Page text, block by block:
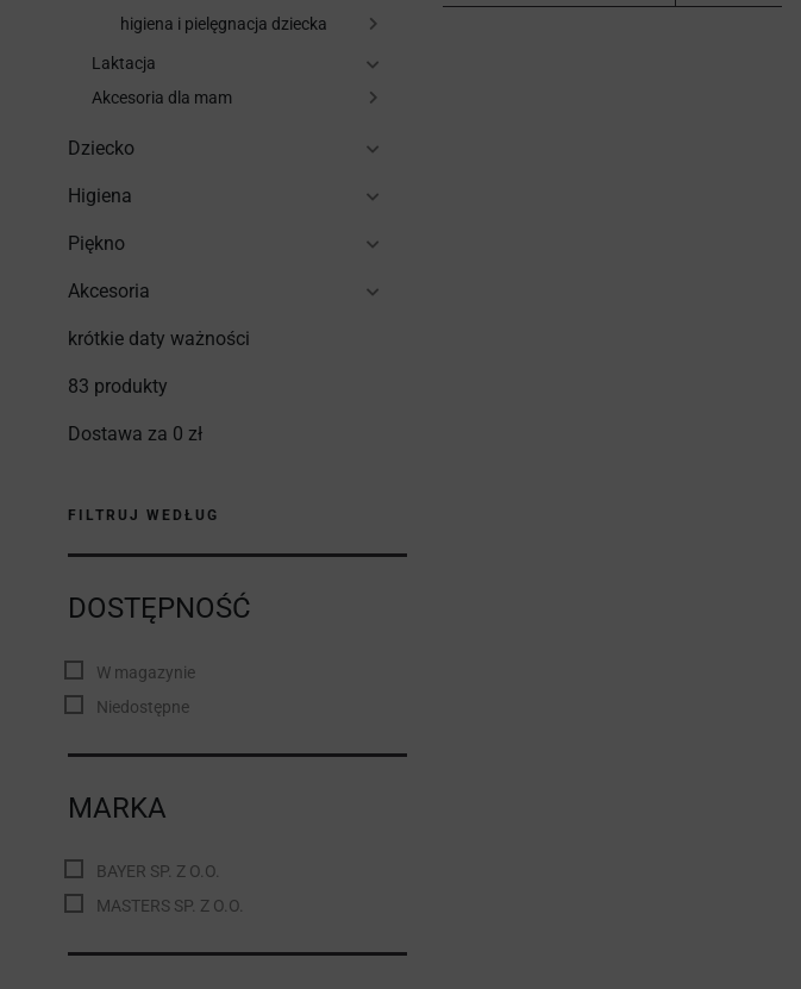
higiena i pielęgnacja dziecka
Laktacja
Akcesoria dla mam
Dziecko
Higiena
Piękno
Akcesoria
krótkie daty ważności
83 produkty
Dostawa za 0 zł
FILTRUJ WEDŁUG
DOSTĘPNOŚĆ
W magazynie
Niedostępne
MARKA
BAYER SP. Z O.O.
MASTERS SP. Z O.O.